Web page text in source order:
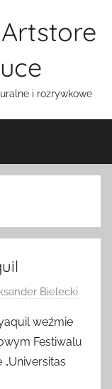
i rozrywkowe
Bielecki
weźmie
Festiwalu